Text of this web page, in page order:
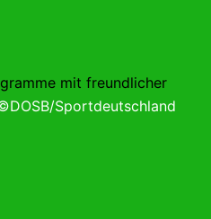
mit freundlicher
Sportdeutschland